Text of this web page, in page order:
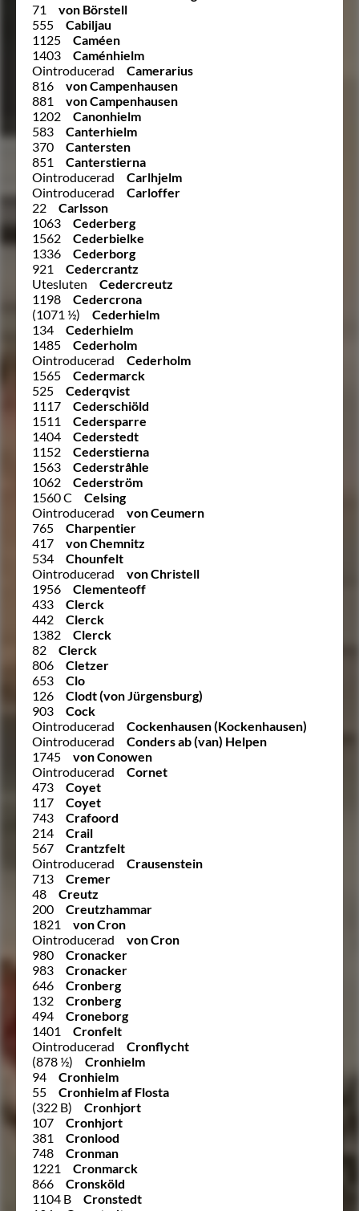
71
von Börstell
555
Cabiljau
1125
Caméen
1403
Caménhielm
Ointroducerad
Camerarius
816
von Campenhausen
881
von Campenhausen
1202
Canonhielm
583
Canterhielm
370
Cantersten
851
Canterstierna
Ointroducerad
Carlhjelm
Ointroducerad
Carloffer
22
Carlsson
1063
Cederberg
1562
Cederbielke
1336
Cederborg
921
Cedercrantz
Utesluten
Cedercreutz
1198
Cedercrona
(1071 ½)
Cederhielm
134
Cederhielm
1485
Cederholm
Ointroducerad
Cederholm
1565
Cedermarck
525
Cederqvist
1117
Cederschiöld
1511
Cedersparre
1404
Cederstedt
1152
Cederstierna
1563
Cederstråhle
1062
Cederström
1560 C
Celsing
Ointroducerad
von Ceumern
765
Charpentier
417
von Chemnitz
534
Chounfelt
Ointroducerad
von Christell
1956
Clementeoff
433
Clerck
442
Clerck
1382
Clerck
82
Clerck
806
Cletzer
653
Clo
126
Clodt (von Jürgensburg)
903
Cock
Ointroducerad
Cockenhausen (Kockenhausen)
Ointroducerad
Conders ab (van) Helpen
1745
von Conowen
Ointroducerad
Cornet
473
Coyet
117
Coyet
743
Crafoord
214
Crail
567
Crantzfelt
Ointroducerad
Crausenstein
713
Cremer
48
Creutz
200
Creutzhammar
1821
von Cron
Ointroducerad
von Cron
980
Cronacker
983
Cronacker
646
Cronberg
132
Cronberg
494
Croneborg
1401
Cronfelt
Ointroducerad
Cronflycht
(878 ½)
Cronhielm
94
Cronhielm
55
Cronhielm af Flosta
(322 B)
Cronhjort
107
Cronhjort
381
Cronlood
748
Cronman
1221
Cronmarck
866
Cronsköld
1104 B
Cronstedt